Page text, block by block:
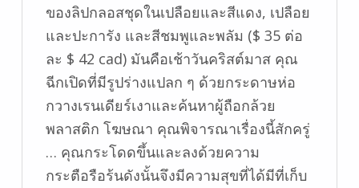
ของลิปกลอสชุดในเปลือยและสีแดง, เปลือย
และปะการัง และสีชมพูและพลัม ($ 35 ต่อ
ละ $ 42 cad) มันคือเช้าวันคริสต์มาส คุณ
ฉีกเปิดที่มีรูปร่างแปลก ๆ ด้วยกระดาษห่อ
กวางเรนเดียร์เงาและค้นหาผู้ถือกล้วย
พลาสติก โฆษณา คุณพิจารณาเรื่องนี้สักครู่
… คุณกระโดดขึ้นและลงด้วยความ
กระตือรือร้นดังนั้นจึงมีความสุขที่ได้มีที่เก็บ